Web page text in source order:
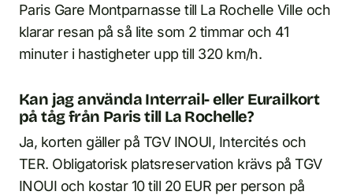
Paris Gare Montparnasse till La Rochelle Ville och
klarar resan på så lite som 2 timmar och 41
minuter i hastigheter upp till 320 km/h.
Kan jag använda Interrail- eller Eurailkort
på tåg från Paris till La Rochelle?
Ja, korten gäller på TGV INOUI, Intercités och
TER. Obligatorisk platsreservation krävs på TGV
INOUI och kostar 10 till 20 EUR per person på